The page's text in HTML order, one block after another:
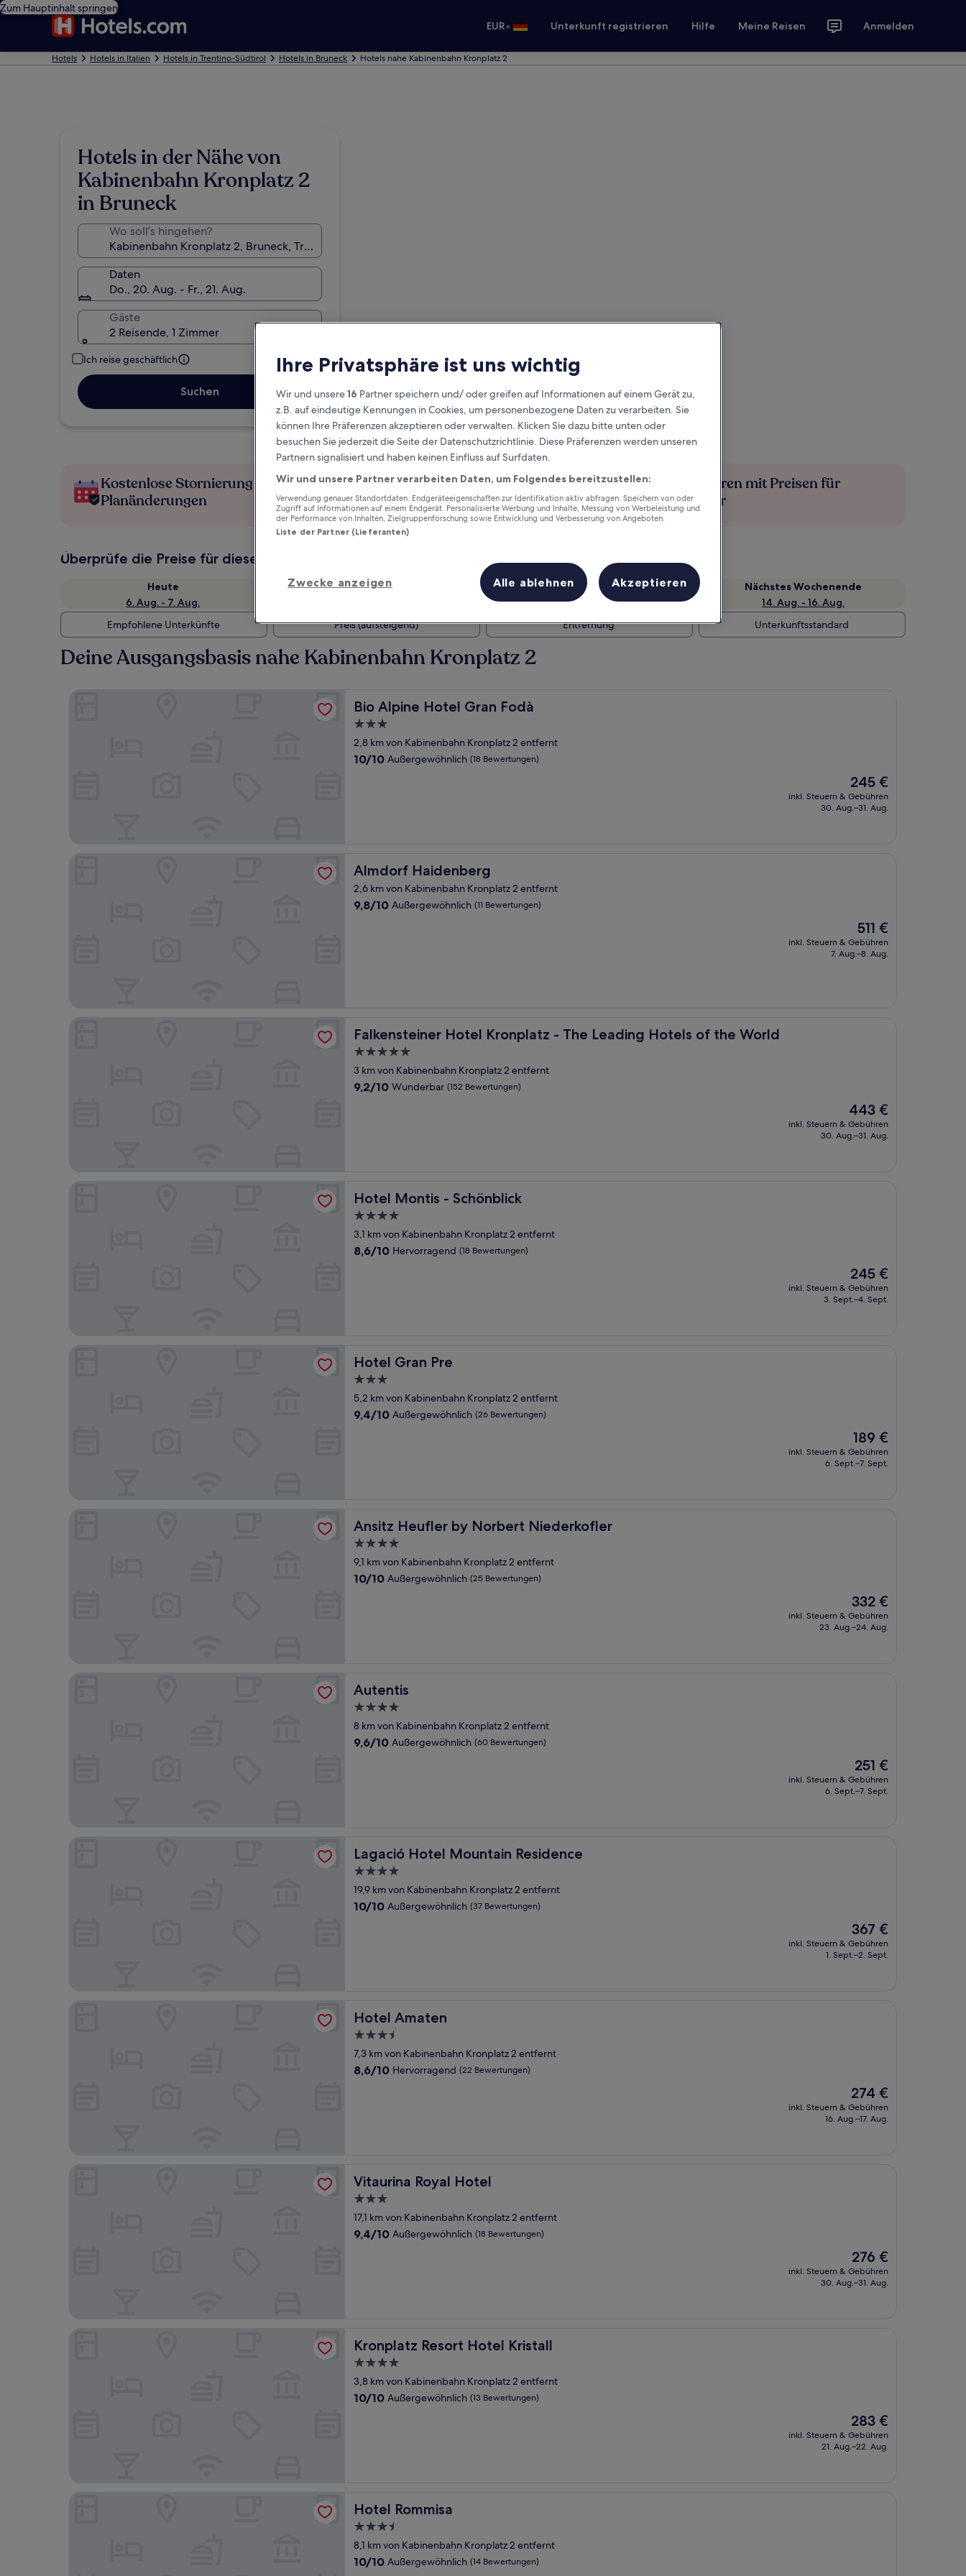
Zum Hauptinhalt springen
EUR• Unterkunft registrieren Hilfe Meine Reisen Anmelden
Hotels Hotels in Italien Hotels in Trentino-Südtirol Hotels in Bruneck Hotels nahe Kabinenbahn Kronplatz 2
Hotels in der Nähe von
Kabinenbahn Kronplatz 2
in Bruneck
Wo soll’s hingehen?
Daten
Do., 20. Aug. - Fr., 21. Aug.
Gäste
2 Reisende, 1 Zimmer
Ich reise geschäftlich
Suchen
Kostenlose Stornierung bei
Planänderungen
Verdiene Prämien für jede
wahrgenommene Übernachtung
Mehr sparen mit Preisen für
Mitglieder
Überprüfe die Preise für diese Daten
Heute
6. Aug. - 7. Aug.
Morgen
Dieses Wochenende
7. Aug. - 9. Aug.
Nächstes Wochenende
14. Aug. - 16. Aug.
Empfohlene Unterkünfte
Preis (aufsteigend) Entfernung Unterkunftsstandard
Deine Ausgangsbasis nahe Kabinenbahn Kronplatz 2
Bio Alpine Hotel Gran Fodà
Bio Alpine Hotel Gran Fodà
3.0-
Sterne-
Unterkunft
2,8 km von Kabinenbahn Kronplatz 2 entfernt
10.0
10/10 Außergewöhnlich (18 Bewertungen)
Der
Preis
beträgt
245 €
inkl. Steuern & Gebühren
30. Aug.–31. Aug.
Almdorf Haidenberg
Almdorf Haidenberg
2,6 km von Kabinenbahn Kronplatz 2 entfernt
9.8
9,8/10 Außergewöhnlich (11 Bewertungen)
Der
Preis
beträgt
511 €
inkl. Steuern & Gebühren
7. Aug.–8. Aug.
Falkensteiner Hotel Kronplatz - The Leading Hotels of the World
Falkensteiner Hotel Kronplatz - The Leading Hotels of the World
5.0-
Sterne-
Unterkunft
3 km von Kabinenbahn Kronplatz 2 entfernt
9.2
9,2/10 Wunderbar (152 Bewertungen)
Der
Preis
beträgt
443 €
inkl. Steuern & Gebühren
30. Aug.–31. Aug.
Falkensteiner Hotel Kronplatz - The Leading Hotels of the World
Hotel Montis - Schönblick
Hotel Montis - Schönblick
4.0-
Sterne-
Unterkunft
3,1 km von Kabinenbahn Kronplatz 2 entfernt
8.6
8,6/10 Hervorragend (18 Bewertungen)
Der
Preis
beträgt
245 €
inkl. Steuern & Gebühren
3. Sept.–4. Sept.
Hotel Gran Pre
Hotel Gran Pre
3.0-
Sterne-
Unterkunft
5,2 km von Kabinenbahn Kronplatz 2 entfernt
9.4
9,4/10 Außergewöhnlich (26 Bewertungen)
Der
Preis
beträgt
189 €
inkl. Steuern & Gebühren
6. Sept.–7. Sept.
Ansitz Heufler by Norbert Niederkofler
Ansitz Heufler by Norbert Niederkofler
4.0-
Sterne-
Unterkunft
9,1 km von Kabinenbahn Kronplatz 2 entfernt
10.0
10/10 Außergewöhnlich (25 Bewertungen)
Der
Preis
beträgt
332 €
inkl. Steuern & Gebühren
23. Aug.–24. Aug.
Autentis
Autentis
4.0-
Sterne-
Unterkunft
8 km von Kabinenbahn Kronplatz 2 entfernt
9.6
9,6/10 Außergewöhnlich (60 Bewertungen)
Der
Preis
beträgt
251 €
inkl. Steuern & Gebühren
6. Sept.–7. Sept.
Lagació Hotel Mountain Residence
Lagació Hotel Mountain Residence
4.0-
Sterne-
Unterkunft
19,9 km von Kabinenbahn Kronplatz 2 entfernt
10.0
10/10 Außergewöhnlich (37 Bewertungen)
Der
Preis
beträgt
367 €
inkl. Steuern & Gebühren
1. Sept.–2. Sept.
Hotel Amaten
Hotel Amaten
3.5-
Sterne-
Unterkunft
7,3 km von Kabinenbahn Kronplatz 2 entfernt
8.6
8,6/10 Hervorragend (22 Bewertungen)
Der
Preis
beträgt
274 €
inkl. Steuern & Gebühren
16. Aug.–17. Aug.
Vitaurina Royal Hotel
Vitaurina Royal Hotel
3.0-
Sterne-
Unterkunft
17,1 km von Kabinenbahn Kronplatz 2 entfernt
9.4
9,4/10 Außergewöhnlich (18 Bewertungen)
Der
Preis
beträgt
276 €
inkl. Steuern & Gebühren
30. Aug.–31. Aug.
Kronplatz Resort Hotel Kristall
Kronplatz Resort Hotel Kristall
4.0-
Sterne-
Unterkunft
3,8 km von Kabinenbahn Kronplatz 2 entfernt
10.0
10/10 Außergewöhnlich (13 Bewertungen)
Der
Preis
beträgt
283 €
inkl. Steuern & Gebühren
21. Aug.–22. Aug.
Hotel Rommisa
Hotel Rommisa
3.5-
Sterne-
Unterkunft
8,1 km von Kabinenbahn Kronplatz 2 entfernt
10.0
10/10 Außergewöhnlich (14 Bewertungen)
Ihre Privatsphäre ist uns wichtig
Wir und unsere16 Partner speichern und/ oder greifen auf Informationen auf einem Gerät zu,
z.B. auf eindeutige Kennungen in Cookies, um personenbezogene Daten zu verarbeiten. Sie
können Ihre Präferenzen akzeptieren oder verwalten. Klicken Sie dazu bitte unten oder
besuchen Sie jederzeit die Seite der Datenschutzrichtlinie. Diese Präferenzen werden unseren
Partnern signalisiert und haben keinen Einfluss auf Surfdaten.
Wir und unsere Partner verarbeiten Daten, um Folgendes bereitzustellen:
Verwendung genauer Standortdaten. Endgeräteeigenschaften zur Identifikation aktiv abfragen. Speichern von oder
Zugriff auf Informationen auf einem Endgerät. Personalisierte Werbung und Inhalte, Messung von Werbeleistung und
der Performance von Inhalten, Zielgruppenforschung sowie Entwicklung und Verbesserung von Angeboten.
Liste der Partner (Lieferanten)
Zwecke anzeigen Alle ablehnen Akzeptieren